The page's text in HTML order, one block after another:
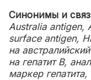
Синонимы и
Australia antigen,
surface antigen,
на
на гепатит B,
маркер